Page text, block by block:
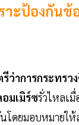
ราะป้องกั
การกระทรวง
มเมิร์ซรั่วไหลเ
นโดยมอบหมาย